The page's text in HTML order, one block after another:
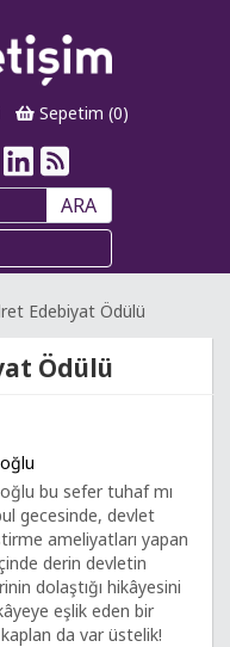
Sepetim (0)
ARA
Edebiyat Ödülü
Ödülü
bu sefer tuhaf mı
gecesinde, devlet
ameliyatları yapan
derin devletin
dolaştığı hikâyesini
eşlik eden bir
da var üstelik!